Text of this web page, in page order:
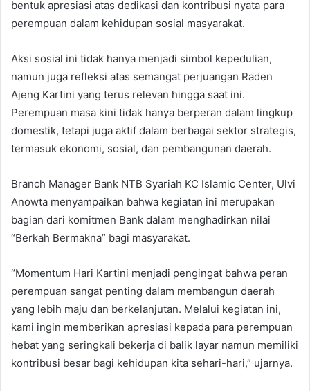
bentuk apresiasi atas dedikasi dan kontribusi nyata para
perempuan dalam kehidupan sosial masyarakat.
Aksi sosial ini tidak hanya menjadi simbol kepedulian,
namun juga refleksi atas semangat perjuangan Raden
Ajeng Kartini yang terus relevan hingga saat ini.
Perempuan masa kini tidak hanya berperan dalam lingkup
domestik, tetapi juga aktif dalam berbagai sektor strategis,
termasuk ekonomi, sosial, dan pembangunan daerah.
Branch Manager Bank NTB Syariah KC Islamic Center, Ulvi
Anowta menyampaikan bahwa kegiatan ini merupakan
bagian dari komitmen Bank dalam menghadirkan nilai
“Berkah Bermakna” bagi masyarakat.
“Momentum Hari Kartini menjadi pengingat bahwa peran
perempuan sangat penting dalam membangun daerah
yang lebih maju dan berkelanjutan. Melalui kegiatan ini,
kami ingin memberikan apresiasi kepada para perempuan
hebat yang seringkali bekerja di balik layar namun memiliki
kontribusi besar bagi kehidupan kita sehari-hari,” ujarnya.